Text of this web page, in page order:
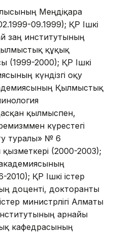
Меңдіқара
09.1999); ҚР Ішкі
заң институтының
құқық
(1999-2000); ҚР Ішкі
күндізгі оқу
Қылмыстық
қылмыспен,
күрестегі
туралы» № 6
қызметкері (2000-2003);
академиясының
ҚР Ішкі істер
доценті, докторанты
министрлігі Алматы
арнайы
кафедрасының